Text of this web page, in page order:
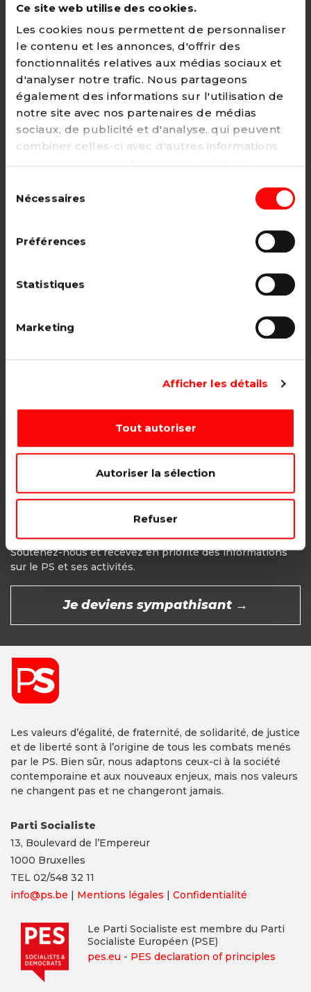
Ce site web utilise des cookies.
Les cookies nous permettent de personnaliser
le contenu et les annonces, d'offrir des
fonctionnalités relatives aux médias sociaux et
d'analyser notre trafic. Nous partageons
également des informations sur l'utilisation de
notre site avec nos partenaires de médias
sociaux, de publicité et d'analyse, qui peuvent
combiner celles-ci avec d'autres informations
services. Vous pouvez à tout moment modifier
politique
duNécessaires
Préférences
Statistiques
Marketing
Afficher les détails
Tout autoriser
Autoriser la sélection
Refuser
24€ - Paiement annuel
CHOISIR →
Adhésion
2€ - Paiement mensuel
Adhésion étudiant, pensionné, en
Adhésion étudiant, pensionné, en
CHOISIR →
Soutenez-nous et recevez en priorité des informations
sur le PS et ses activités.
Je deviens sympathisant →
Les valeurs d’égalité, de fraternité, de solidarité, de justice
et de liberté sont à l’origine de tous les combats menés
par le PS. Bien sûr, nous adaptons ceux-ci à la société
contemporaine et aux nouveaux enjeux, mais nos valeurs
ne changent pas et ne changeront jamais.
Parti Socialiste
13, Boulevard de l’Empereur
1000 Bruxelles
TEL 02/548 32 11
info@ps.be | Mentions légales | Confidentialité
Le Parti Socialiste est membre du Parti
Socialiste Européen (PSE)
pes.eu - PES declaration of principles